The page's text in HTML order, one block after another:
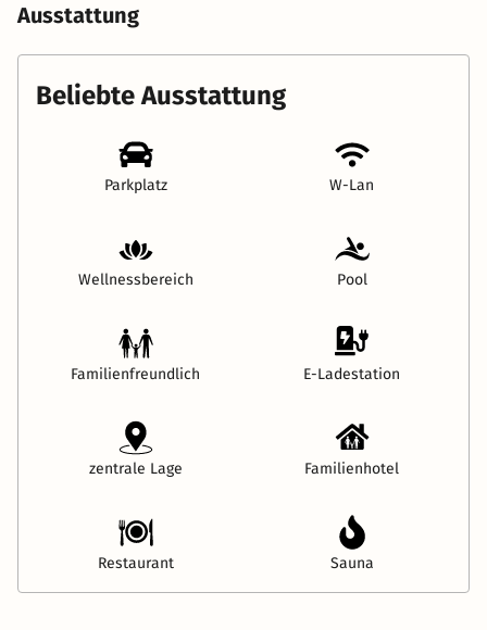
Ausstattung
Beliebte Ausstattung
Parkplatz W-Lan
Wellnessbereich Pool
Familienfreundlich E-Ladestation
zentrale Lage Familienhotel
Restaurant Sauna